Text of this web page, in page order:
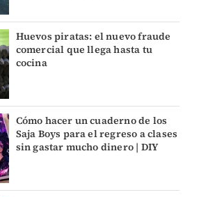
Huevos piratas: el nuevo fraude
comercial que llega hasta tu
cocina
Cómo hacer un cuaderno de los
Saja Boys para el regreso a clases
sin gastar mucho dinero | DIY